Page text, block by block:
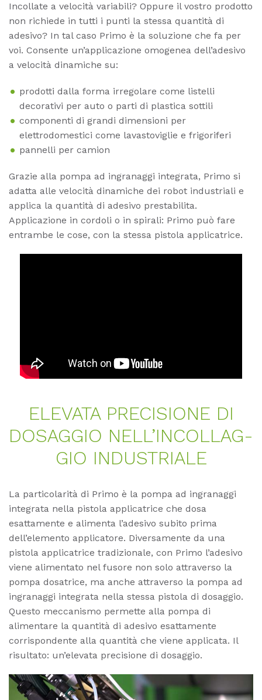
Incollate a velocità variabili? Oppure il vostro prodotto
non richiede in tutti i punti la stessa quantità di
adesivo? In tal caso Primo è la soluzione che fa per
voi. Consente un’applicazione omogenea dell’adesivo
a velocità dinamiche su:
prodotti dalla forma irregolare come listelli
decorativi per auto o parti di plastica sottili
componenti di grandi dimensioni per
elettrodomestici come lavastoviglie e frigoriferi
pannelli per camion
Grazie alla pompa ad ingranaggi integrata, Primo si
adatta alle velocità dinamiche dei robot industriali e
applica la quantità di adesivo prestabilita.
Applicazione in cordoli o in spirali: Primo può fare
entrambe le cose, con la stessa pistola applicatrice.
ELE­VA­TA PRE­CI­SIO­NE DI
DO­SAG­GIO NEL­L’IN­COL­LAG­
GIO IN­DUS­TRIA­LE
La particolarità di Primo è la pompa ad ingranaggi
integrata nella pistola applicatrice che dosa
esattamente e alimenta l’adesivo subito prima
dell’elemento applicatore. Diversamente da una
pistola applicatrice tradizionale, con Primo l’adesivo
viene alimentato nel fusore non solo attraverso la
pompa dosatrice, ma anche attraverso la pompa ad
ingranaggi integrata nella stessa pistola di dosaggio.
Questo meccanismo permette alla pompa di
alimentare la quantità di adesivo esattamente
corrispondente alla quantità che viene applicata. Il
risultato: un’elevata precisione di dosaggio.